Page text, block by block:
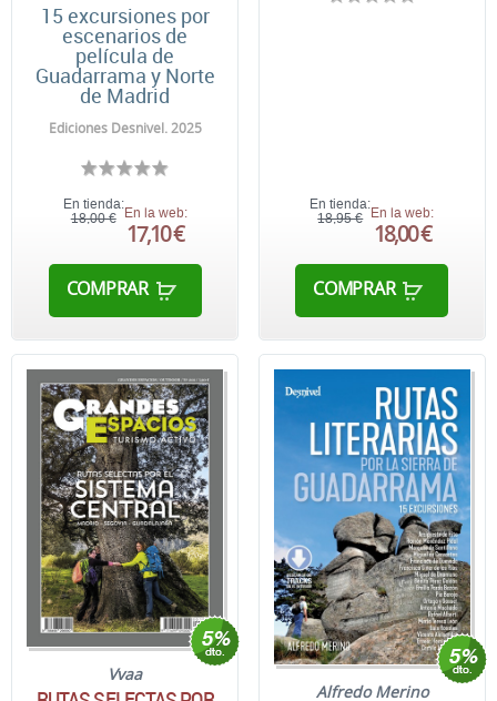
15 excursiones por
escenarios de
película de
Guadarrama y Norte
de Madrid
Ediciones Desnivel. 2025
En tienda:
18,00 € En la web:
17,10 €
COMPRAR
En tienda:
18,95 € En la web:
18,00 €
COMPRAR
Vvaa
Alfredo Merino